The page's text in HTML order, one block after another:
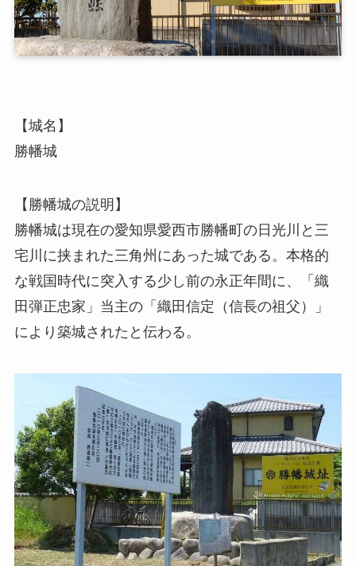
【城名】
勝幡城
【勝幡城の説明】
勝幡城は現在の愛知県愛西市勝幡町の日光川と三
宅川に挟まれた三角州にあった城である。本格的
な戦国時代に突入する少し前の永正年間に、「織
田弾正忠家」当主の「織田信定（信長の祖父）」
により築城されたと伝わる。